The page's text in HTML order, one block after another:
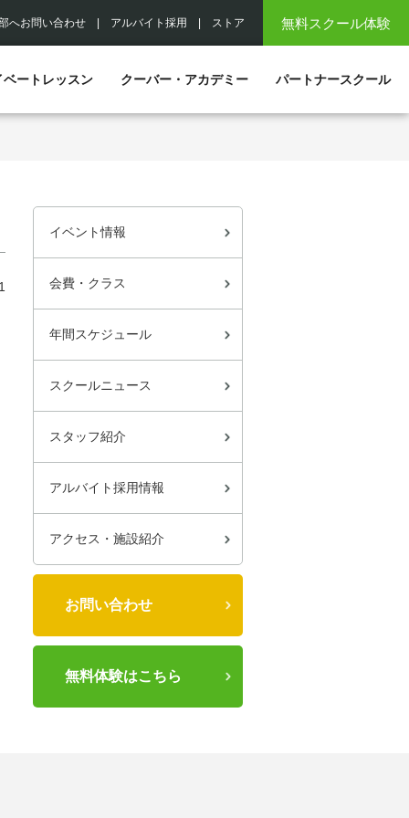
無料スクール体験
へお問い合わせ アルバイト採用 ストア
ベートレッスン クーバー・アカデミー パートナースクール
イベント情報
会費・クラス
年間スケジュール
スクールニュース
スタッフ紹介
アルバイト採用情報
アクセス・施設紹介
お問い合わせ
無料体験はこちら